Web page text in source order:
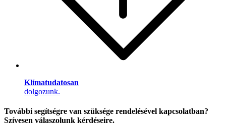
Klímatudatosan
dolgozunk.
További segítségre van szüksége rendelésével kapcsolatban?
Szívesen válaszolunk kérdéseire.